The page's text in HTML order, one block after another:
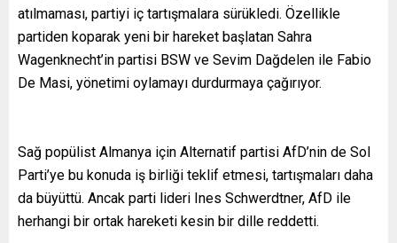
atılmaması, partiyi iç tartışmalara sürükledi. Özellikle
partiden koparak yeni bir hareket başlatan Sahra
Wagenknecht’in partisi BSW ve Sevim Dağdelen ile Fabio
De Masi, yönetimi oylamayı durdurmaya çağırıyor.
Sağ popülist Almanya için Alternatif partisi AfD’nin de Sol
Parti’ye bu konuda iş birliği teklif etmesi, tartışmaları daha
da büyüttü. Ancak parti lideri Ines Schwerdtner, AfD ile
herhangi bir ortak hareketi kesin bir dille reddetti.